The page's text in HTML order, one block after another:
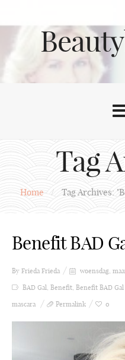
Tag
Home / Tag Archives:
Benefit BAD
By Frieda Frieda woensdag,
BAD Gal, Benefit, Benefit BAD Gal
mascara
Permalink 0